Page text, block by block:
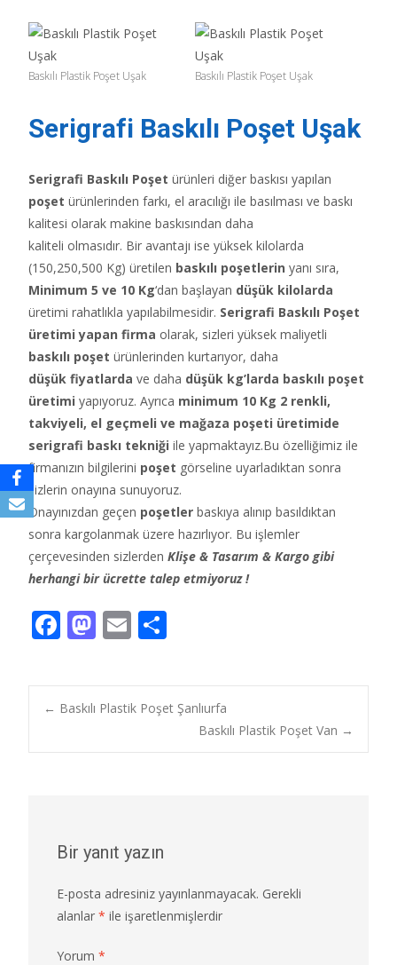
Baskılı Plastik Poşet Uşak Baskılı Plastik Poşet Uşak
Serigrafi Baskılı Poşet Uşak
Serigrafi Baskılı Poşet ürünleri diğer baskısı yapılan
poşet ürünlerinden farkı, el aracılığı ile basılması ve baskı
kalitesi olarak makine baskısından daha
kaliteli olmasıdır. Bir avantajı ise yüksek kilolarda
(150,250,500 Kg) üretilen baskılı poşetlerin yanı sıra,
Minimum 5 ve 10 Kg‘dan başlayan düşük kilolarda
üretimi rahatlıkla yapılabilmesidir. Serigrafi Baskılı Poşet
üretimi yapan firma olarak, sizleri yüksek maliyetli
baskılı poşet ürünlerinden kurtarıyor, daha
düşük fiyatlarda ve daha düşük kg’larda baskılı poşet
üretimi yapıyoruz. Ayrıca minimum 10 Kg 2 renkli,
takviyeli, el geçmeli ve mağaza poşeti üretimide
serigrafi baskı tekniği ile yapmaktayız.Bu özelliğimiz ile
firmanızın bilgilerini poşet görseline uyarladıktan sonra
sizlerin onayına sunuyoruz.
Onayınızdan geçen poşetler baskıya alınıp basıldıktan
sonra kargolanmak üzere hazırlıyor. Bu işlemler
çerçevesinden sizlerden Klişe & Tasarım & Kargo gibi
herhangi bir ücrette talep etmiyoruz !
F
e
b
M
to
d
E
ai
l
ar
e
Post
← Baskılı Plastik Poşet Şanlıurfa
Baskılı Plastik Poşet Van →
Bir yanıt yazın
E-posta adresiniz yayınlanmayacak. Gerekli
alanlar * ile işaretlenmişlerdir
Yorum *